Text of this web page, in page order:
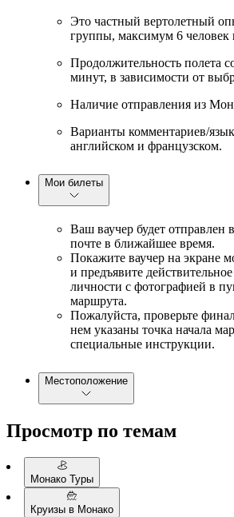
Это частный вертолетный
группы, максимум 6 человек
Продолжительность полета
минут, в зависимости от
Наличие отправления из
Варианты комментариев/
английском и французском.
Мои билеты
Ваш ваучер будет отправлен
почте в ближайшее время.
Покажите ваучер на экране
и предъявите
личности с фотографией в
маршрута.
Пожалуйста, проверьте
нем указаны точка начала
специальные инструкции.
Местоположение
Просмотр по темам
Монако Туры
Круизы в Монако